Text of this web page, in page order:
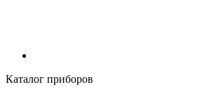
Каталог приборов